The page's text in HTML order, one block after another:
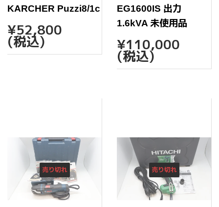
KARCHER Puzzi8/1c
通
常
価
格
¥52,800 ¥52,800
(税込)
EG1600IS 出力
1.6kVA 未使用品
通
常
価
格
¥110,000
(税込)
売り切れ 売り切れ